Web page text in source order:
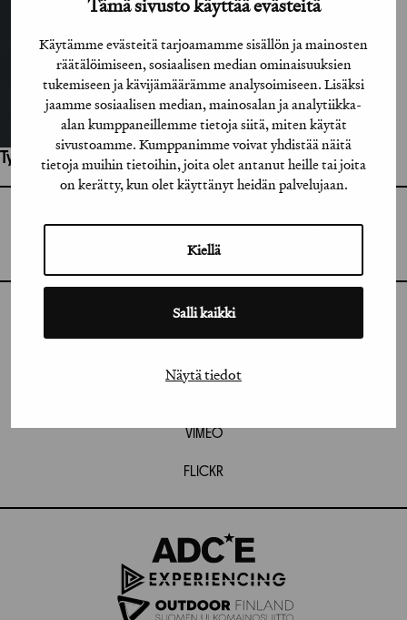
Tämä sivusto käyttää evästeitä
Käytämme evästeitä tarjoamamme sisällön ja mainosten
räätälöimiseen, sosiaalisen median ominaisuuksien
tukemiseen ja kävijämäärämme analysoimiseen. Lisäksi
jaamme sosiaalisen median, mainosalan ja analytiikka-
alan kumppaneillemme tietoja siitä, miten käytät
sivustoamme. Kumppanimme voivat yhdistää näitä
tietoja muihin tietoihin, joita olet antanut heille tai joita
on kerätty, kun olet käyttänyt heidän palvelujaan.
Kiellä
Salli kaikki
Näytä tiedot
Työhön osallistuneet henkilöt / tahot:
GRAFIA(AT)GRAFIA.FI
INSTAGRAM
VIMEO
FLICKR